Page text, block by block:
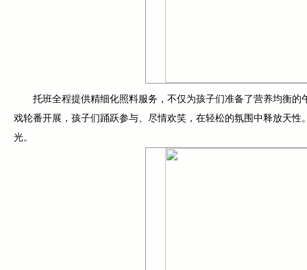
托班全程提供精细化照料服务，不仅为孩子们准备了营养均衡
戏轮番开展，孩子们踊跃参与、尽情欢笑，在轻松的氛围中释放天
光。